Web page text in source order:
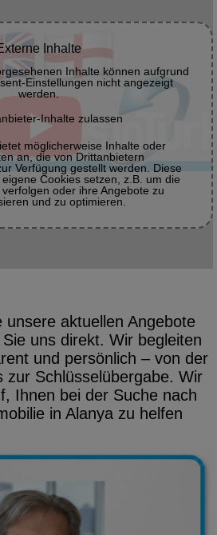
Inhalte
Inhalte können aufgrund
Einstellungen nicht angezeigt
werden.
Inhalte zulassen
möglicherweise Inhalte oder
an, die von Drittanbietern
Verfügung gestellt werden. Diese
Cookies setzen, z.B. um die
oder ihre Angebote zu
und zu optimieren.
unsere aktuellen Angebote
uns direkt. Wir begleiten
und persönlich – von der
zur Schlüsselübergabe. Wir
Ihnen bei der Suche nach
in Alanya zu helfen